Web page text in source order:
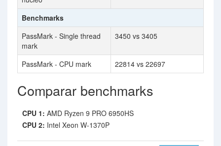
Benchmarks
PassMark - Single thread
mark
3450 vs 3405
PassMark - CPU mark 22814 vs 22697
Comparar benchmarks
CPU 1: AMD Ryzen 9 PRO 6950HS
CPU 2: Intel Xeon W-1370P